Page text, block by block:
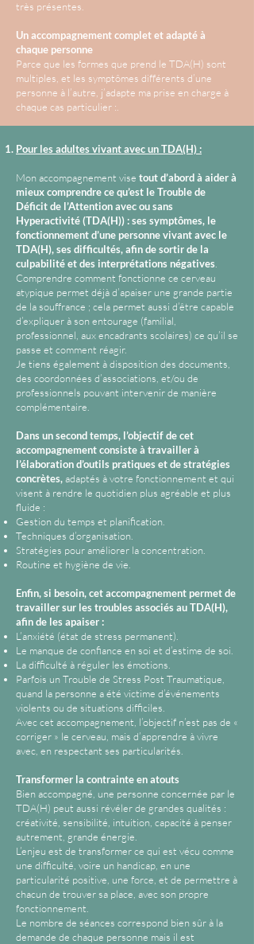
très présentes.
Un accompagnement complet et adapté à
chaque personne
Parce que les formes que prend le TDA(H) sont
multiples, et les symptômes différents d’une
personne à l’autre, j’adapte ma prise en charge à
chaque cas particulier :
Pour les adultes vivant avec un TDA(H) :
Mon accompagnement vise tout d’abord à aider à
mieux comprendre ce qu’est le Trouble de
Déficit de l’Attention avec ou sans
Hyperactivité (TDA(H)) : ses symptômes, le
fonctionnement d’une personne vivant avec le
TDA(H), ses difficultés, afin de sortir de la
culpabilité et des interprétations négatives
Comprendre comment fonctionne ce cerveau
atypique permet déjà d’apaiser une grande partie
de la souffrance ; cela permet aussi d’être capable
d’expliquer à son entourage (familial,
professionnel, aux encadrants scolaires) ce qu’il se
passe et comment réagir.
Je tiens également à disposition des documents,
des coordonnées d’associations, et/ou de
professionnels pouvant intervenir de manière
complémentaire.
Dans un second temps, l’objectif de cet
accompagnement consiste à travailler à
l’élaboration d’outils pratiques et de stratégies
concrètes,adaptés à votre fonctionnement et qui
visent à rendre le quotidien plus agréable et plus
fluide :
Gestion du temps et planification.
Techniques d’organisation.
Stratégies pour améliorer la concentration.
Routine et hygiène de vie.
Enfin, si besoin, cet accompagnement permet de
travailler sur les troubles associés au TDA(H),
afin de les apaiser :
L’anxiété (état de stress permanent).
Le manque de confiance en soi et d’estime de soi.
La difficulté à réguler les émotions.
Parfois un Trouble de Stress Post Traumatique,
quand la personne a été victime d’événements
violents ou de situations difficiles.
Avec cet accompagnement, l’objectif n’est pas de «
corriger » le cerveau, mais d’apprendre à vivre
avec, en respectant ses particularités.
Transformer la contrainte en atouts
Bien accompagné, une personne concernée par le
TDA(H) peut aussi révéler de grandes qualités :
créativité, sensibilité, intuition, capacité à penser
autrement, grande énergie.
L’enjeu est de transformer ce qui est vécu comme
une difficulté, voire un handicap, en une
particularité positive, une force, et de permettre à
chacun de trouver sa place, avec son propre
fonctionnement.
Le nombre de séances correspond bien sûr à la
demande de chaque personne mais il est